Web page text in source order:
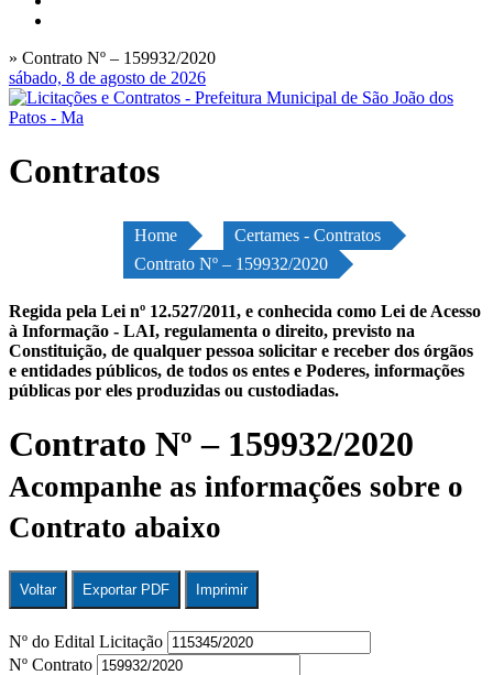
» Contrato Nº – 159932/2020
sábado, 8 de agosto de 2026
Contratos
Home
Certames - Contratos
Contrato Nº – 159932/2020
Regida pela Lei nº 12.527/2011, e conhecida como Lei de Acesso
à Informação - LAI, regulamenta o direito, previsto na
Constituição, de qualquer pessoa solicitar e receber dos órgãos
e entidades públicos, de todos os entes e Poderes, informações
públicas por eles produzidas ou custodiadas.
Contrato Nº – 159932/2020
Acompanhe as informações sobre o
Contrato abaixo
Voltar Exportar PDF Imprimir
Nº do Edital Licitação
Nº Contrato